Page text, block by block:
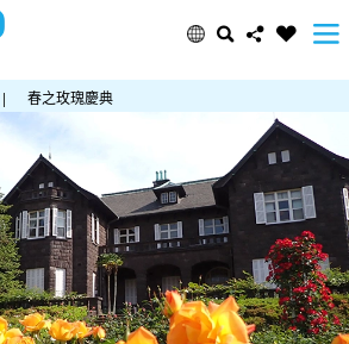
| 春之玫瑰慶典